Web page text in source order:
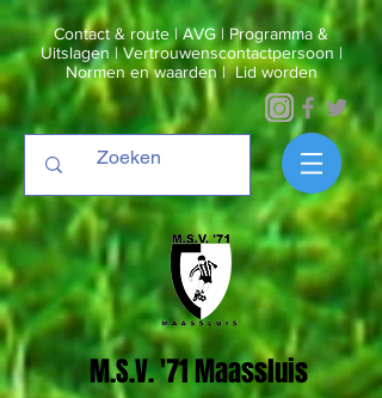
Contact & route |AVG | Programma &
Uitslagen|Vertrouwenscontactpersoon |
Normen en waarden |Lid worden
M.S.V. '71 Maassluis